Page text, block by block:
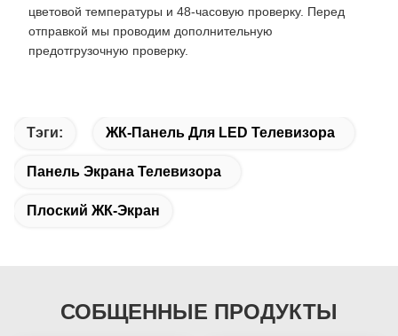
цветовой температуры и 48-часовую проверку. Перед
отправкой мы проводим дополнительную
предотгрузочную проверку.
Тэги: ЖК-Панель Для LED Телевизора
Панель Экрана Телевизора
Плоский ЖК-Экран
СОБЩЕННЫЕ ПРОДУКТЫ